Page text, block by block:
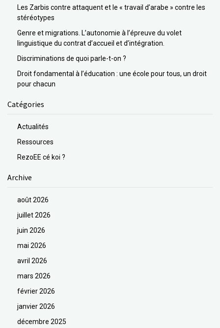
Les Zarbis contre attaquent et le « travail d’arabe » contre les
stéréotypes
Genre et migrations. L’autonomie à l’épreuve du volet
linguistique du contrat d’accueil et d’intégration.
Discriminations de quoi parle-t-on ?
Droit fondamental à l’éducation : une école pour tous, un droit
pour chacun
Catégories
Actualités
Ressources
RezoEE cé koi ?
Archive
août 2026
juillet 2026
juin 2026
mai 2026
avril 2026
mars 2026
février 2026
janvier 2026
décembre 2025